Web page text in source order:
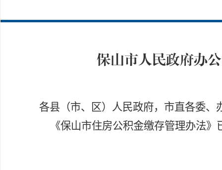
保山市人民政府办
各县（市、区）人民政府，市直各委、
《保山市住房公积金缴存管理办法